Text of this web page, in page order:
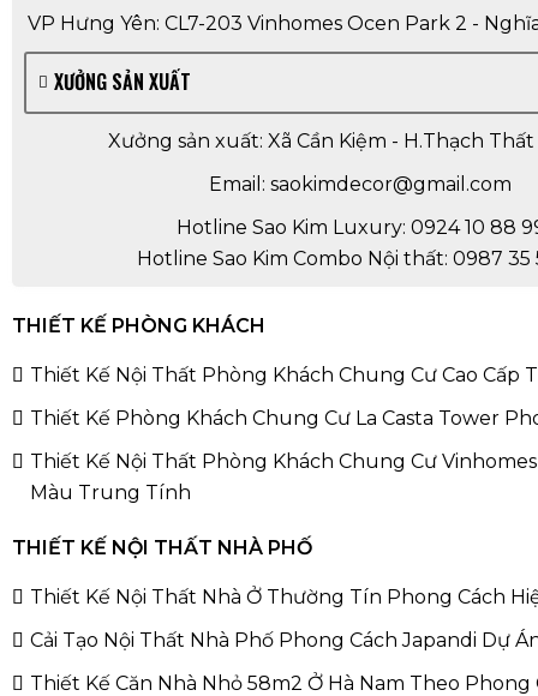
VP Hưng Yên: CL7-203 Vinhomes Ocen Park 2 -
XƯỞNG SẢN XUẤT
Xưởng sản xuất: Xã Cần Kiệm - H.Thạch Thất
Email: saokimdecor@gmail.com
Hotline Sao Kim Luxury: 0924 10 88
Hotline Sao Kim Combo Nội thất: 0987 35
THIẾT KẾ PHÒNG KHÁCH
Thiết Kế Nội Thất Phòng Khách Chung Cư Cao Cấp
Thiết Kế Phòng Khách Chung Cư La Casta Tower
Thiết Kế Nội Thất Phòng Khách Chung Cư
Màu Trung Tính
THIẾT KẾ NỘI THẤT NHÀ PHỐ
Thiết Kế Nội Thất Nhà Ở Thường Tín Phong Cách
Cải Tạo Nội Thất Nhà Phố Phong Cách Japandi Dự
Thiết Kế Căn Nhà Nhỏ 58m2 Ở Hà Nam Theo Phong